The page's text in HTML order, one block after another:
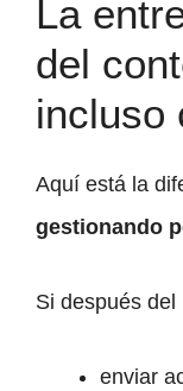
La
del
incluso
Aquí está la
gestionando
Si después del
enviar